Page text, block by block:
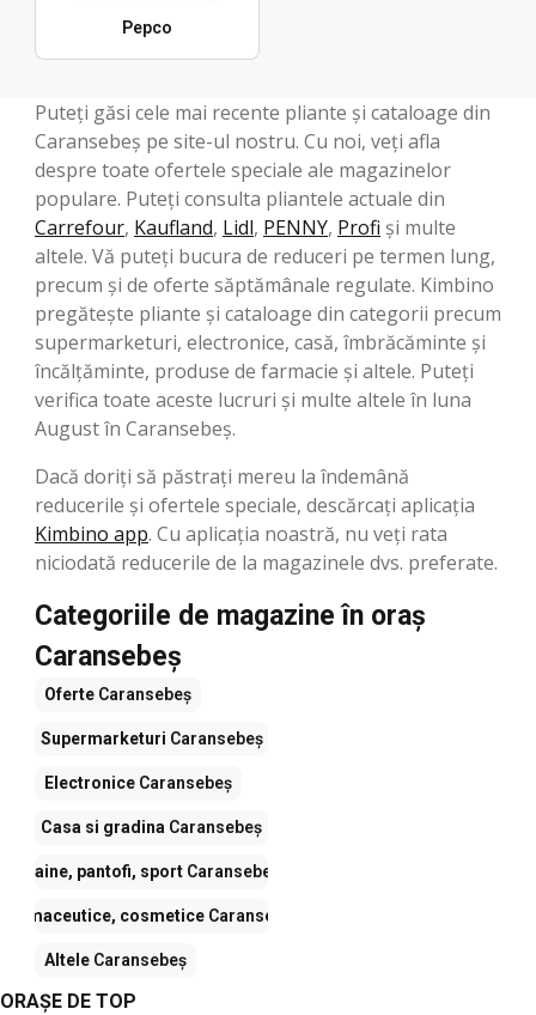
Pepco
Puteți găsi cele mai recente pliante și cataloage din
Caransebeş pe site-ul nostru. Cu noi, veți afla
despre toate ofertele speciale ale magazinelor
populare. Puteți consulta pliantele actuale din
Carrefour, Kaufland, Lidl, PENNY, Profi și multe
altele. Vă puteți bucura de reduceri pe termen lung,
precum și de oferte săptămânale regulate. Kimbino
pregătește pliante și cataloage din categorii precum
supermarketuri, electronice, casă, îmbrăcăminte și
încălțăminte, produse de farmacie și altele. Puteți
verifica toate aceste lucruri și multe altele în luna
August în Caransebeş.
Dacă doriți să păstrați mereu la îndemână
reducerile și ofertele speciale, descărcați aplicația
Kimbino app. Cu aplicația noastră, nu veți rata
niciodată reducerile de la magazinele dvs. preferate.
Categoriile de magazine în oraș
Caransebeş
Oferte Caransebeş
Supermarketuri Caransebeş
Electronice Caransebeş
Casa si gradina Caransebeş
Haine, pantofi, sport Caransebeş
Farmaceutice, cosmetice Caransebeş
Altele Caransebeş
ORAŞE DE TOP